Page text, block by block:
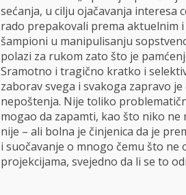
sećanja, u cilju ojačavanja interesa
rado prepakovali prema aktuelnim
šampioni u manipulisanju
polazi za rukom zato što je
Sramotno i tragično kratko i
zaborav svega i svakoga zapravo
nepoštenja. Nije toliko
mogao da zapamti, kao što niko ne
nije – ali bolna je činjenica da je
i suočavanje o mnogo čemu što
projekcijama, svejedno da li se to